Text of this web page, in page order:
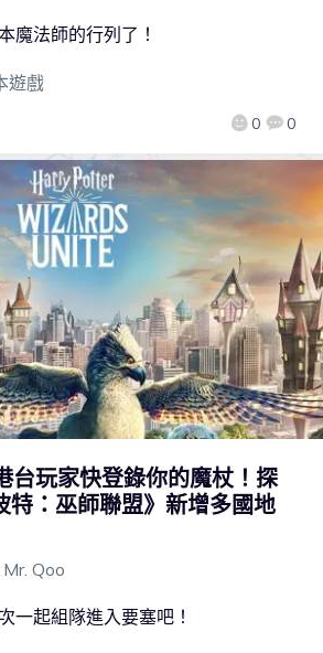
0 0
魔法師的行列了！
遊戲
台玩家快登錄你的魔杖！探
特：巫師聯盟》新增多國地
Mr. Qoo
一起組隊進入要塞吧！